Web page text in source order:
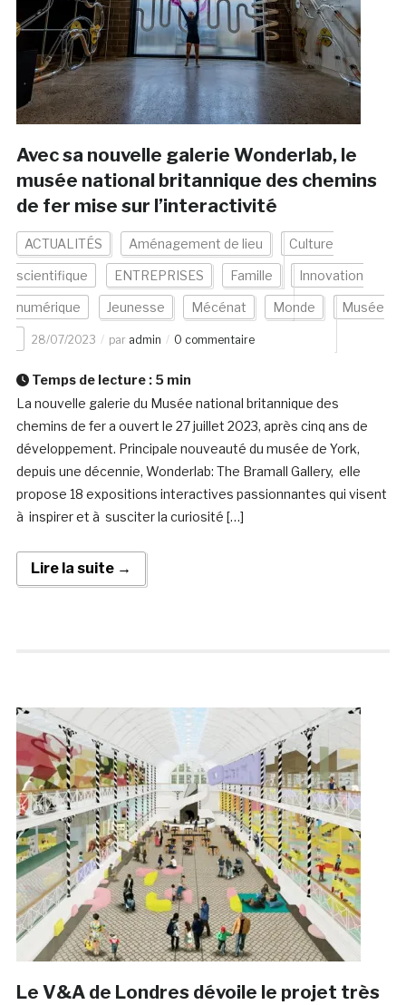
Avec sa nouvelle galerie Wonderlab, le
musée national britannique des chemins
de fer mise sur l’interactivité
ACTUALITÉS Aménagement de lieu Culture
scientifique ENTREPRISES Famille Innovation
numérique Jeunesse Mécénat Monde Musée
28/07/2023 par admin 0 commentaire
Temps de lecture : 5 min
La nouvelle galerie du Musée national britannique des
chemins de fer a ouvert le 27 juillet 2023, après cinq ans de
développement. Principale nouveauté du musée de York,
depuis une décennie, Wonderlab: The Bramall Gallery, elle
propose 18 expositions interactives passionnantes qui visent
à inspirer et à susciter la curiosité […]
Lire la suite →
Le V&A de Londres dévoile le projet très